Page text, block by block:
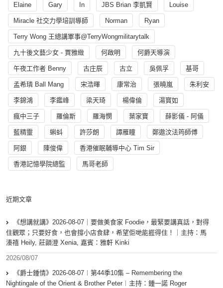
Elaine Gary In JBS Brian 李凱賢 Louise
Miracle 社交力學培訓導師 Norman Ryan
Terry Wong 王總講軍事@TerryWongmilitarytalk
九十後文藝少女 - 賈雅緻 何啟明 何爵天導演
午夜工作者 Benny 古庄辰 古立 吳佩孚 基哥
孟希璘 Ball Mang 宋浩暉 康常治 張曉嵐 朱利安
李錦鴻 李鑑峰 梁天琦 楊偉倫 湯寳如
瘋中三子 羅倫斯 羅海憫 葉家寶 薛影儀 - 阿儀
藍精靈 蝌蚪 許莎朗 譚雁瞳 鄭遨汶法筠師傅
阿銀 陳俊偉 香港催眠輔導中心 Tim Sir
香港記憶學院總監 馬哥老師
近期文章
《想講就講》2026-08-07｜要做美食家 Foodie，最緊要講真話，對得
住觀眾；只要好食，也會撐小店食肆，希望佢哋能捱得住！｜主持：馬
溱禧 Heily, 莊韻澄 Xenia, 嘉賓：雅軒 Kinki
2026/08/07
《爵士鍾情》2026-08-07︱第44季10集 – Remembering the
Nightingale of the Orient & Brother Peter︱主持：鍾一諾 Roger